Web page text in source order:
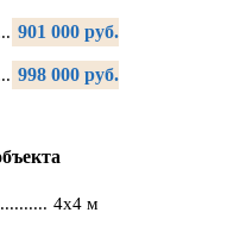
901 000 руб.
998 000 руб.
4x4 м